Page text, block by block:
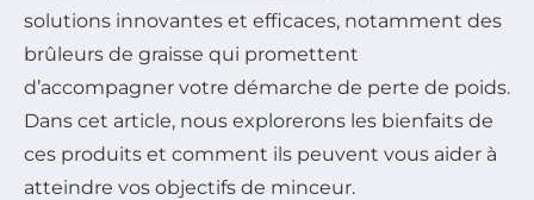
solutions innovantes et efficaces, notamment des
brûleurs de graisse qui promettent
d’accompagner votre démarche de perte de poids.
Dans cet article, nous explorerons les bienfaits de
ces produits et comment ils peuvent vous aider à
atteindre vos objectifs de minceur.